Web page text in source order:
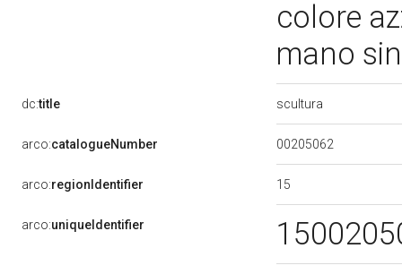
colore
mano
dc:title scultura
arco:catalogueNumber 00205062
arco:regionIdentifier 15
arco:uniqueIdentifier